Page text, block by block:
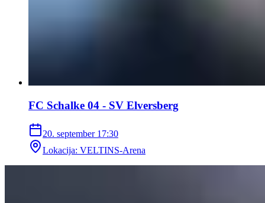
FC Schalke 04 - SV Elversberg
20. september 17:30
Lokacija: VELTINS-Arena